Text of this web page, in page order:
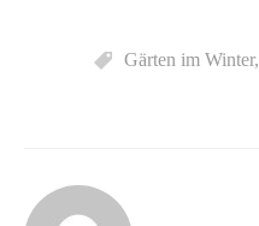
Gärten im Winter,